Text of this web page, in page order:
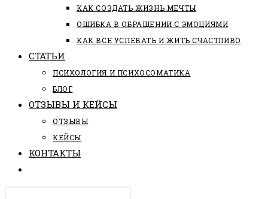
КАК СОЗДАТЬ ЖИЗНЬ МЕЧТЫ
ОШИБКА В ОБРАЩЕНИИ С ЭМОЦИЯМИ
КАК ВСЕ УСПЕВАТЬ И ЖИТЬ СЧАСТЛИВО
СТАТЬИ
ПCИХОЛОГИЯ И ПСИХОСОМАТИКА
БЛОГ
ОТЗЫВЫ И КЕЙСЫ
ОТЗЫВЫ
КЕЙСЫ
КОНТАКТЫ